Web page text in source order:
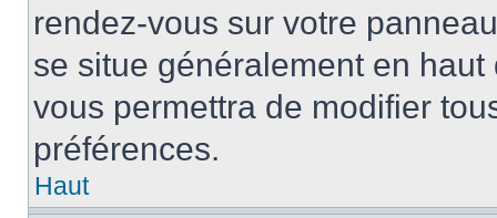
rendez-vous sur votre
se situe généralement en
vous permettra de modifier
préférences.
Haut